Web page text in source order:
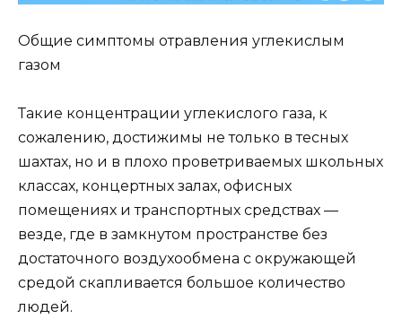
Общие симптомы отравления углекислым
газом
Такие концентрации углекислого газа, к
сожалению, достижимы не только в тесных
шахтах, но и в плохо проветриваемых школьных
классах, концертных залах, офисных
помещениях и транспортных средствах —
везде, где в замкнутом пространстве без
достаточного воздухообмена с окружающей
средой скапливается большое количество
людей.